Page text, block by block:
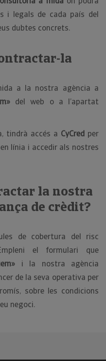
i legals de cada país del
dubtes concrets.
la
a la nostra agència a
del web o a l’apartat
tindrà accés a CyCred per
línia i accedir als nostres
la nostra
de crèdit?
de cobertura del risc
el formulari que
i la nostra agència
de la seva operativa per
sobre les condicions
negoci.